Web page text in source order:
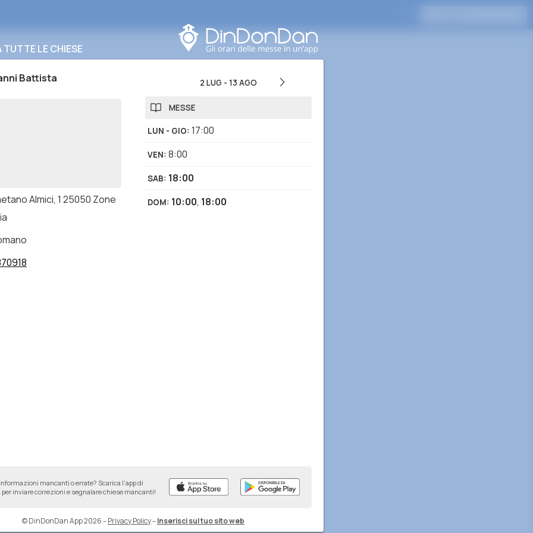
LE CHIESE
Battista
Almici, 1 25050 Zone
2 LUG - 13 AGO
MESSE
LUN - GIO: 17:00
VEN: 8:00
SAB: 18:00
DOM: 10:00, 18:00
mancanti o errate? Scarica l'app di
per inviare correzioni e segnalare chiese mancanti!
© DinDonDan App 2026–Privacy Policy–Inserisci sul tuo sito web